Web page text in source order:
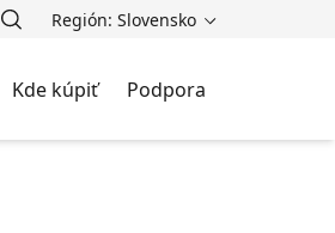
Región: Slovensko
Kde kúpiť Podpora